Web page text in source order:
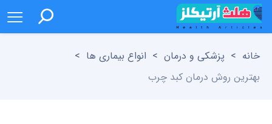
خانه > پزشکی و درمان > انواع بیماری ها >
بهترین روش درمان کبد چرب